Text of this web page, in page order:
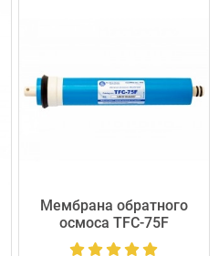
Мембрана обратного
осмоса TFC-75F